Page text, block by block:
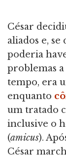
César
aliados e, se
poderia
problemas a
tempo, era
enquanto
um tratado
inclusive o
(amicus).
César